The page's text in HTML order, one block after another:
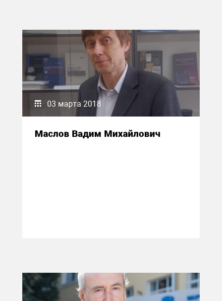
03 марта 2018
Маслов Вадим Михайлович